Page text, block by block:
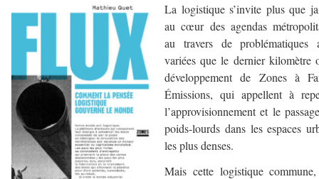
La logistique s’invite plus que
au cœur des agendas
au travers de problématiques
variées que le dernier kilomètre
développement de Zones à
Émissions, qui appellent à
l’approvisionnement et le
poids-lourds dans les espaces
les plus denses.
Mais cette logistique